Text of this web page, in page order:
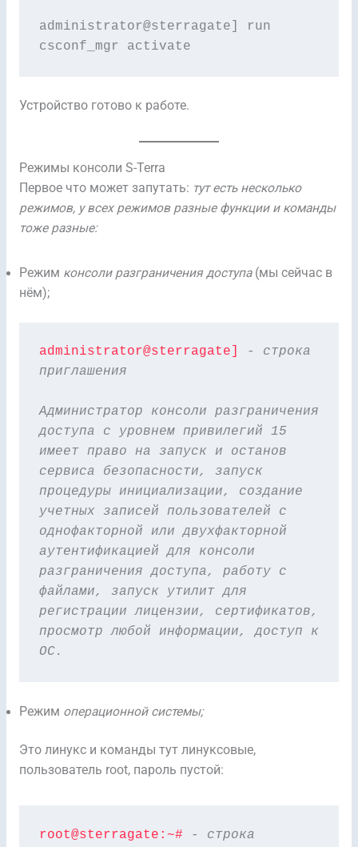
administrator@sterragate] run
csconf_mgr activate
Устройство готово к работе.
Режимы консоли S-Terra
Первое что может запутать: тут есть несколько
режимов, у всех режимов разные функции и команды
тоже разные:
Режим консоли разграничения доступа(мы сейчас в
нём);
administrator@sterragate]
- строка
приглашения
Администратор консоли разграничения
доступа с уровнем привилегий 15
имеет право на запуск и останов
сервиса безопасности, запуск
процедуры инициализации, создание
учетных записей пользователей с
однофакторной или двухфакторной
аутентификацией для консоли
разграничения доступа, работу с
файлами, запуск утилит для
регистрации лицензии, сертификатов,
просмотр любой информации, доступ к
ОС.
Режим операционной системы;
Это линукс и команды тут линуксовые,
пользователь root, пароль пустой:
root@sterragate:~#
- строка